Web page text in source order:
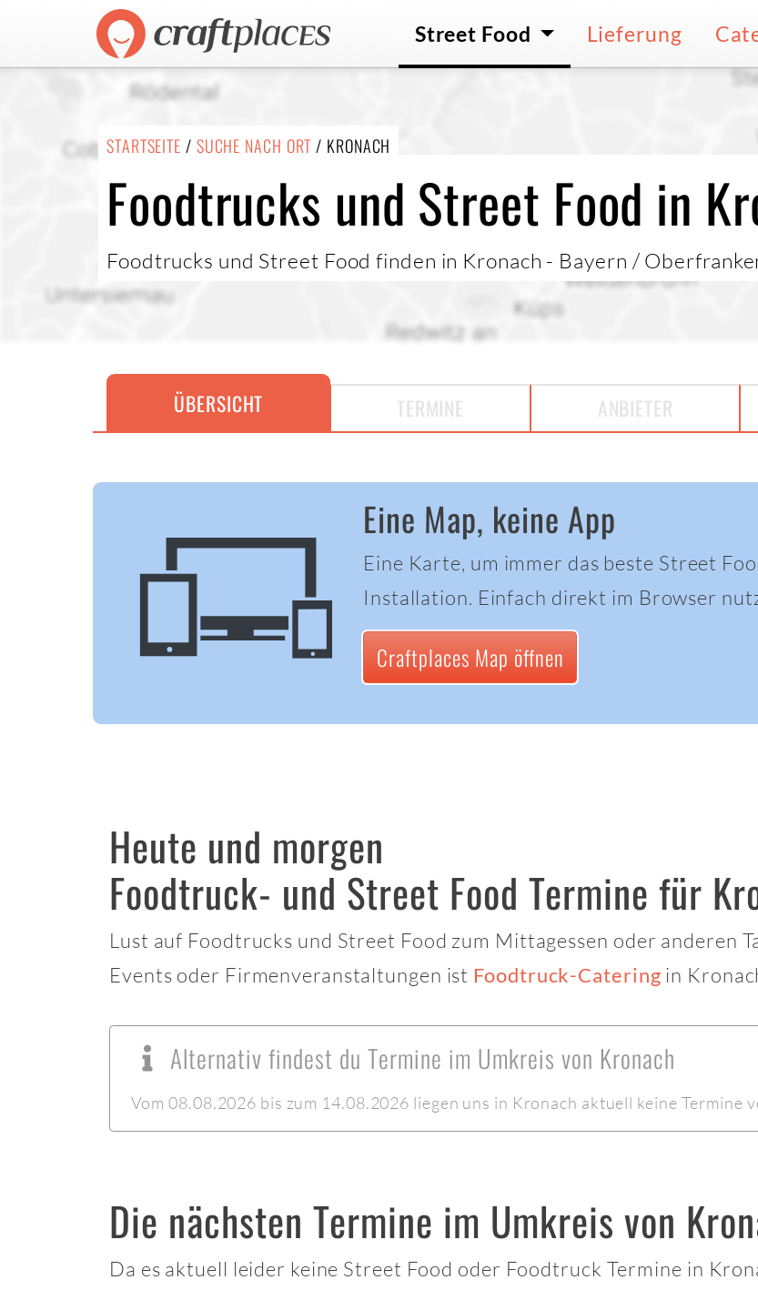
Street Food Lieferung
STARTSEITE / SUCHE NACH ORT / KRONACH
Foodtrucks und Street Food in
Foodtrucks und Street Food finden in Kronach - Bayern /
ÜBERSICHT TERMINE ANBIETER
Eine Map, keine App
Eine Karte, um immer das beste Street
Installation. Einfach direkt im Browser
Craftplaces Map öffnen
Heute und morgen
Foodtruck- und Street Food Termine für
Lust auf Foodtrucks und Street Food zum Mittagessen oder anderen
Events oder Firmenveranstaltungen ist Foodtruck-Catering in
Alternativ findest du Termine im Umkreis von Kronach
Vom 08.08.2026 bis zum 14.08.2026 liegen uns in Kronach aktuell keine Termine
Die nächsten Termine im Umkreis von
Da es aktuell leider keine Street Food oder Foodtruck Termine in